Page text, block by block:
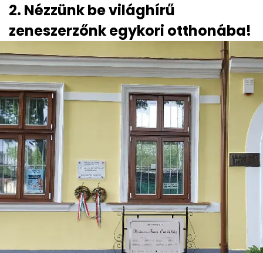
2. Nézzünk be világhírű
zeneszerzőnk egykori otthonába!